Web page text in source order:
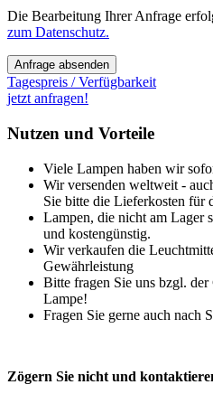
Die Bearbeitung Ihrer Anfrage
zum Datenschutz.
Anfrage absenden
Tagespreis / Verfügbarkeit
jetzt anfragen!
Nutzen und Vorteile
Viele Lampen haben wir
Wir versenden weltweit -
Sie bitte die Lieferkosten für
Lampen, die nicht am Lager
und kostengünstig.
Wir verkaufen die
Gewährleistung
Bitte fragen Sie uns bzgl.
Lampe!
Fragen Sie gerne auch nach
Zögern Sie nicht und